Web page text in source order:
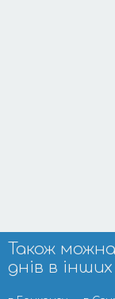
Також
днів в